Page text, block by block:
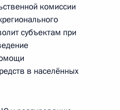
комиссии
субъектам при
в населённых